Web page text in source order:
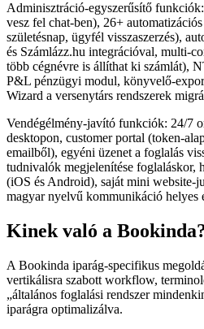
Adminisztráció-egyszerűsítő
vesz fel chat-ben), 26+
születésnap, ügyfél visszaszerzés),
és Számlázz.hu integrációval, multi-
több cégnévre is állíthat ki számlát),
P&L pénzügyi modul, könyvelő-
Wizard a versenytárs rendszerek
Vendégélmény-javító funkciók: 24/7
desktopon, customer portal (token-
emailből), egyéni üzenet a foglalás
tudnivalók megjelenítése foglaláskor,
(iOS és Android), saját mini website-
magyar nyelvű kommunikáció helyes
Kinek való a
A Bookinda iparág-specifikus
vertikálisra szabott workflow,
„általános foglalási rendszer
iparágra optimalizálva.